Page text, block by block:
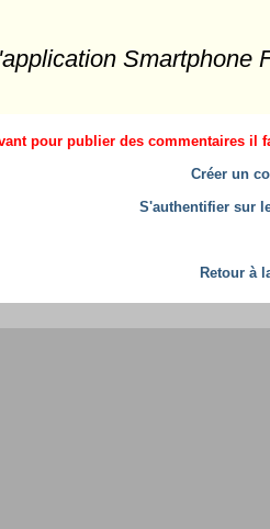
Smartphone
pour publier des commentaires il
Créer un
S'authentifier sur
Retour à